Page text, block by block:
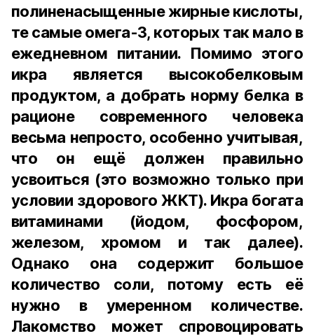
полиненасыщенные жирные кислоты,
те самые омега-3, которых так мало в
ежедневном питании. Помимо этого
икра является высокобелковым
продуктом, а добрать норму белка в
рационе современного человека
весьма непросто, особенно учитывая,
что он ещё должен правильно
усвоиться (это возможно только при
условии здорового ЖКТ). Икра богата
витаминами (йодом, фосфором,
железом, хромом и так далее).
Однако она содержит большое
количество соли, потому есть её
нужно в умеренном количестве.
Лакомство может спровоцировать